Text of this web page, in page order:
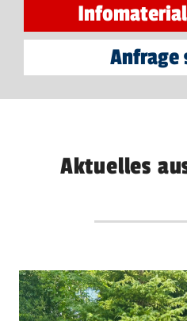
Anfrage
Aktuelles